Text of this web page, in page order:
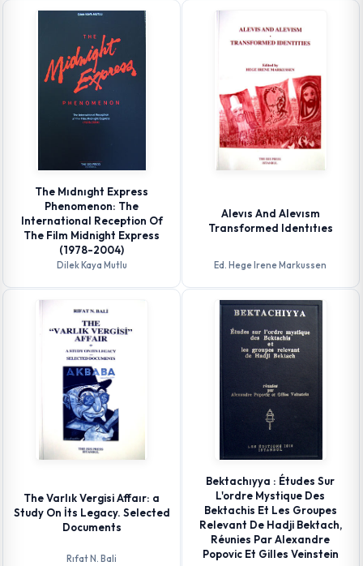
The Mıdnıght Express
Phenomenon: The
International Reception Of
The Film Midnight Express
(1978-2004)
Dilek Kaya Mutlu
Alevıs And Alevısm
Transformed Identıtıes
Ed. Hege Irene Markussen
The Varlık Vergisi Affaır: a
Study On İts Legacy. Selected
Documents
Rıfat N. Bali
Bektachıyya : Études Sur
L'ordre Mystique Des
Bektachis Et Les Groupes
Relevant De Hadji Bektach,
Réunies Par Alexandre
Popovic Et Gilles Veinstein